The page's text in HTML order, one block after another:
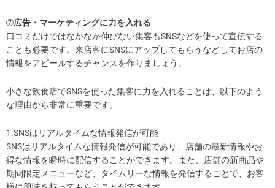
➆広告・マーケティングに力を入れる
口コミだけではなかなか伸びない集客もSNSなどを使って宣伝する
ことも必要です。来店客にSNSにアップしてもらうなどしてお店の
情報をアピールするチャンスを作りましょう。
小さな飲食店でSNSを使った集客に力を入れることは、以下のよう
な理由から非常に重要です。
1.SNSはリアルタイムな情報発信が可能
SNSはリアルタイムな情報発信が可能であり、店舗の最新情報やお
得な情報を瞬時に配信することができます。また、店舗の新商品や
期間限定メニューなど、タイムリーな情報を発信することで、お客